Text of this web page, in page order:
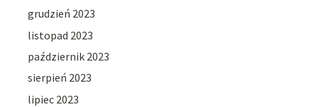
grudzień 2023
listopad 2023
październik 2023
sierpień 2023
lipiec 2023